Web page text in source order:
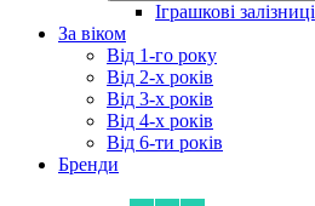
Іграшкові залізниці
За віком
Від 1-го року
Від 2-х років
Від 3-х років
Від 4-х років
Від 6-ти років
Бренди